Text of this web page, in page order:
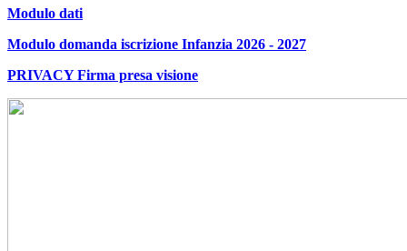
Modulo dati
Modulo domanda iscrizione Infanzia 2026 - 2027
PRIVACY Firma presa visione